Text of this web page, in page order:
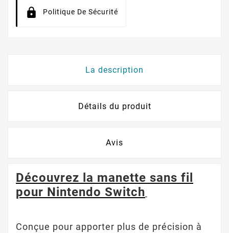
Politique De Sécurité
La description
Détails du produit
Avis
Découvrez la manette sans fil
pour Nintendo Switch
Conçue pour apporter plus de précision à